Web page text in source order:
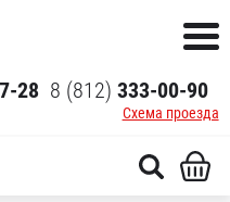
28 8 (812) 333-00-90
Схема проезда